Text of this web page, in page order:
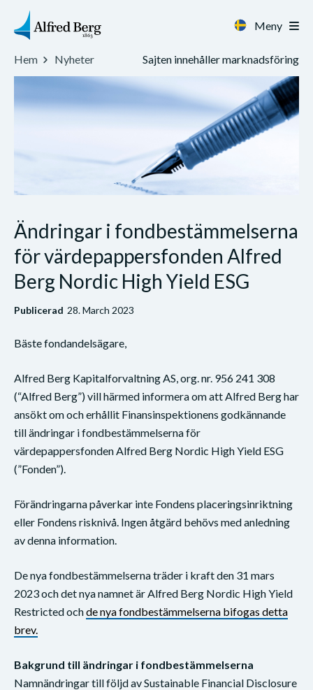
Meny
Sajten innehåller marknadsföring
Hem Nyheter
Ändringar i fondbestämmelserna
för värdepappersfonden Alfred
Berg Nordic High Yield ESG
Publicerad 28. March 2023
Bäste fondandelsägare,
Alfred Berg Kapitalforvaltning AS, org. nr. 956 241 308
(“Alfred Berg”) vill härmed informera om att Alfred Berg har
ansökt om och erhållit Finansinspektionens godkännande
till ändringar i fondbestämmelserna för
värdepappersfonden Alfred Berg Nordic High Yield ESG
(”Fonden”).
Förändringarna påverkar inte Fondens placeringsinriktning
eller Fondens risknivå. Ingen åtgärd behövs med anledning
av denna information.
De nya fondbestämmelserna träder i kraft den 31 mars
2023 och det nya namnet är Alfred Berg Nordic High Yield
Restricted ochde nya fondbestämmelserna bifogas detta
brev.
Bakgrund till ändringar i fondbestämmelserna
Namnändringar till följd av Sustainable Financial Disclosure